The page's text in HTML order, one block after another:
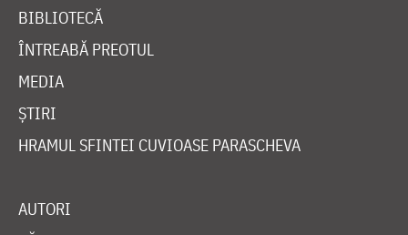
BIBLIOTECĂ
ÎNTREABĂ PREOTUL
MEDIA
ȘTIRI
HRAMUL SFINTEI CUVIOASE PARASCHEVA
AUTORI